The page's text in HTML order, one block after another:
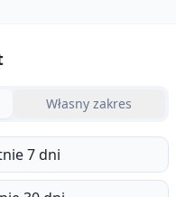
Własny zakres
7 dni